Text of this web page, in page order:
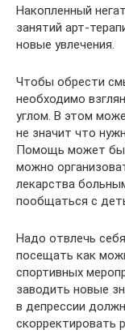
Накопленный
занятий арт-
новые увлечения.
Чтобы обрести
необходимо
углом. В этом
не значит что
Помощь может
можно
лекарства
пообщаться с
Надо отвлечь
посещать как
спортивных
заводить новые
в депрессии
скорректировать